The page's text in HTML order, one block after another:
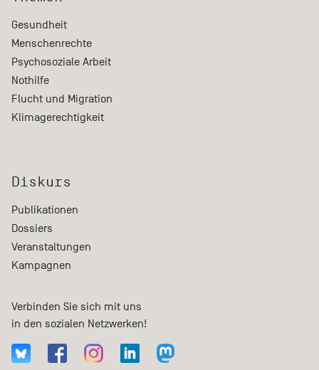
Gesundheit
Menschenrechte
Psychosoziale Arbeit
Nothilfe
Flucht und Migration
Klimagerechtigkeit
Diskurs
Publikationen
Dossiers
Veranstaltungen
Kampagnen
Verbinden Sie sich mit uns
in den sozialen Netzwerken!